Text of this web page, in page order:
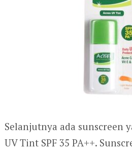
Selanjutnya ada sunscreen
UV Tint SPF 35 PA++.